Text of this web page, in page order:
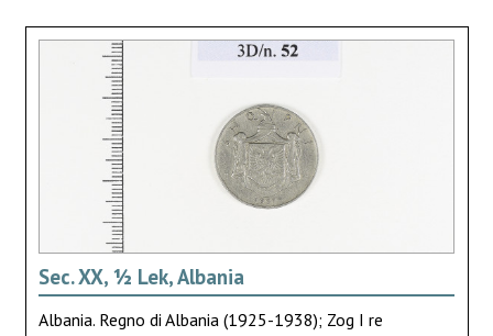
Sec. XX, ½ Lek, Albania
Albania. Regno di Albania (1925-1938); Zog I re